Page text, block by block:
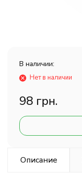
В наличии:
Нет в наличии
98 грн.
Описание